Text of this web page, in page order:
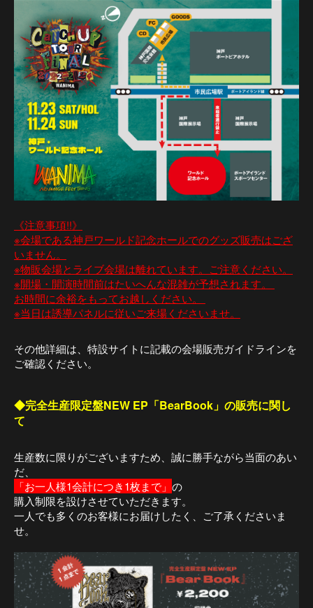
《注意事項!!》
※会場である神戸ワールド記念ホールでのグッズ販売はござ
いません。
※物販会場とライブ会場は離れています。ご注意ください。
※開場・開演時間前はたいへんな混雑が予想されます。
お時間に余裕をもってお越しください。
※当日は誘導パネルに従いご来場くださいませ。
その他詳細は、特設サイトに記載の会場販売ガイドラインを
ご確認ください。
◆完全生産限定盤NEW EP「BearBook」の販売に関し
て
生産数に限りがございますため、誠に勝手ながら当面のあい
だ、
「お一人様1会計につき1枚まで」 の
購入制限を設けさせていただきます。
一人でも多くのお客様にお届けしたく、ご了承くださいま
せ。